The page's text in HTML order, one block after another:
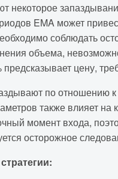
некоторое
EMA может
соблюдать
объема,
цену,
по отношению
также влияет на
момент входа,
осторожное